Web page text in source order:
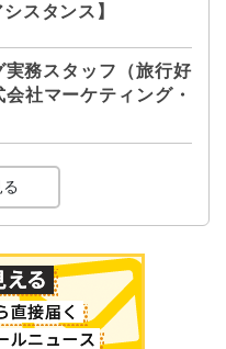
スタンス】
務スタッフ（旅行好
社マーケティング・